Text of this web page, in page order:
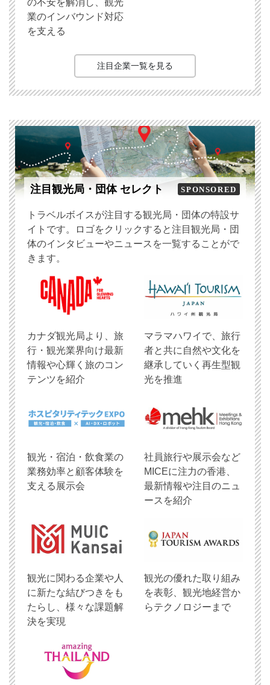
の不安を解消し、観光
業のインバウンド対応
を支える
注目企業一覧を見る
注目観光局・団体 セレクト SPONSORED
トラベルボイスが注目する観光局・団体の特設サ
イトです。ロゴをクリックすると注目観光局・団
体のインタビューやニュースを一覧することがで
きます。
​カナダ観光局より、旅
行・観光業界向け最新
情報や心輝く旅のコン
テンツを紹介
マラマハワイで、旅行
者と共に自然や文化を
継承していく再生型観
光を推進
観光・宿泊・飲食業の
業務効率と顧客体験を
支える展示会
社員旅行や展示会など
MICEに注力の香港、
最新情報や注目のニュ
ースを紹介
観光に関わる企業や人
に新たな結びつきをも
たらし、様々な課題解
決を実現
観光の優れた取り組み
を表彰、観光地経営か
らテクノロジーまで